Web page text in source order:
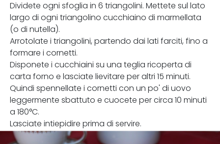
Dividete ogni sfoglia in 6 triangolini. Mettete sul lato
largo di ogni triangolino cucchiaino di marmellata
(o di nutella).
Arrotolate i triangolini, partendo dai lati farciti, fino a
formare i cornetti.
Disponete i cucchiaini su una teglia ricoperta di
carta forno e lasciate lievitare per altri 15 minuti.
Quindi spennellate i cornetti con un po' di uovo
leggermente sbattuto e cuocete per circa 10 minuti
a 180°C.
Lasciate intiepidire prima di servire.